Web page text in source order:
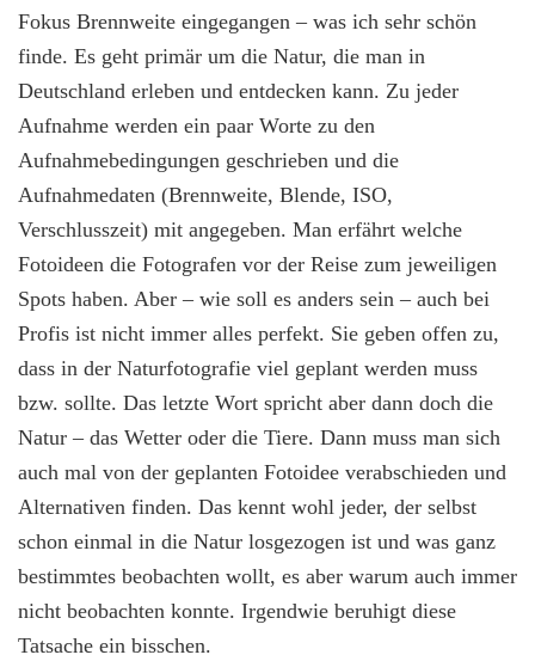
Fokus Brennweite eingegangen – was ich sehr schön
finde. Es geht primär um die Natur, die man in
Deutschland erleben und entdecken kann. Zu jeder
Aufnahme werden ein paar Worte zu den
Aufnahmebedingungen geschrieben und die
Aufnahmedaten (Brennweite, Blende, ISO,
Verschlusszeit) mit angegeben. Man erfährt welche
Fotoideen die Fotografen vor der Reise zum jeweiligen
Spots haben. Aber – wie soll es anders sein – auch bei
Profis ist nicht immer alles perfekt. Sie geben offen zu,
dass in der Naturfotografie viel geplant werden muss
bzw. sollte. Das letzte Wort spricht aber dann doch die
Natur – das Wetter oder die Tiere. Dann muss man sich
auch mal von der geplanten Fotoidee verabschieden und
Alternativen finden. Das kennt wohl jeder, der selbst
schon einmal in die Natur losgezogen ist und was ganz
bestimmtes beobachten wollt, es aber warum auch immer
nicht beobachten konnte. Irgendwie beruhigt diese
Tatsache ein bisschen.